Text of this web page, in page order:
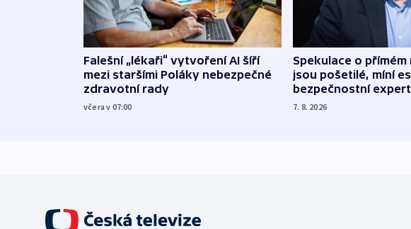
Falešní „lékaři“ vytvoření AI šíří
mezi staršími Poláky nebezpečné
zdravotní rady
včera v 07:00
Spekulace o
jsou pošetilé, míní
bezpečnostní expert
7. 8. 2026